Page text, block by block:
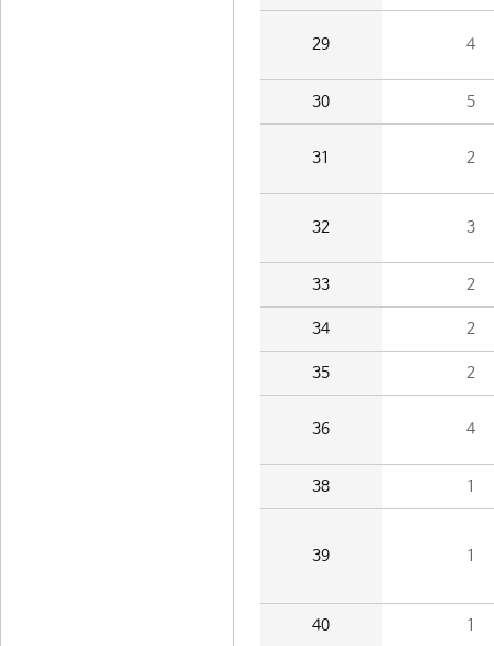
29 4
30 5
31 2
32 3
33 2
34 2
35 2
36 4
38 1
39 1
40 1